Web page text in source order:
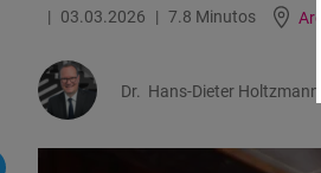
03.03.2026 7.8 Minutos
Dr. Hans-Dieter Holtzmann